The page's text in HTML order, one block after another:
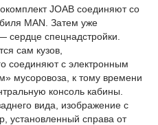
JOAB соединяют со
MAN. Затем уже
сердце спецнадстройки.
сам кузов,
соединяют с электронным
мусоровоза, к тому времени
консоль кабины.
вида, изображение с
установленный справа от